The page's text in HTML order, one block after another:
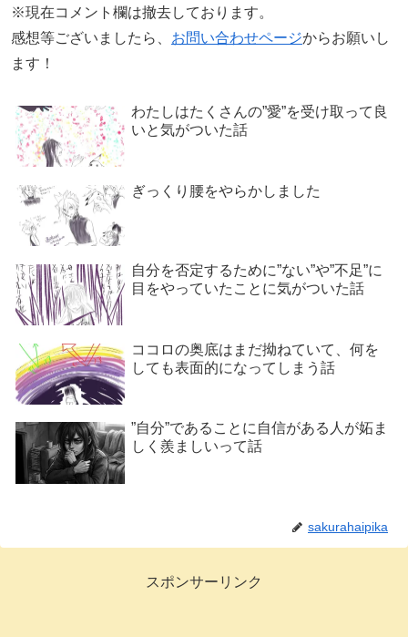
※現在コメント欄は撤去しております。
感想等ございましたら、 お問い合わせページからお願いし
ます！
わたしはたくさんの”愛”を受け取って良
いと気がついた話
ぎっくり腰をやらかしました
自分を否定するために”ない”や”不足”に
目をやっていたことに気がついた話
ココロの奥底はまだ拗ねていて、何を
しても表面的になってしまう話
”自分”であることに自信がある人が妬ま
しく羨ましいって話
sakurahaipika
スポンサーリンク